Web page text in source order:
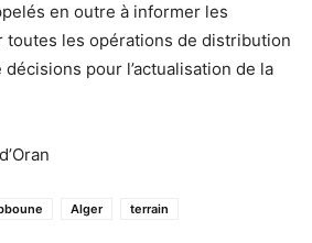
en outre à informer les
toutes les opérations de distribution
pour l’actualisation de la
Alger terrain